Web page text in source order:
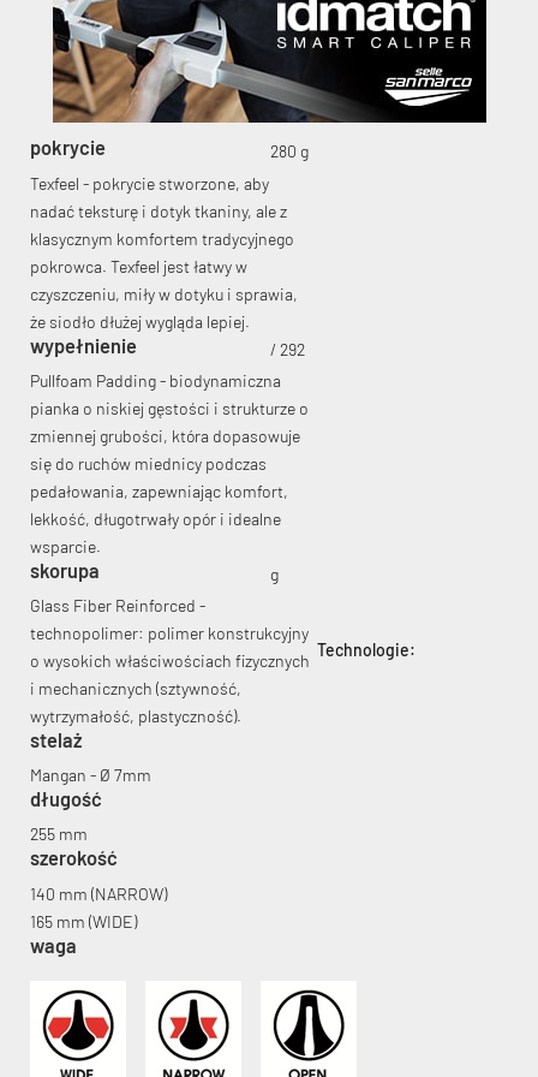
KryptoFlex Key Cable
34,90 zł* 89,00 zł*
pokrycie
Texfeel - pokrycie stworzone, aby
nadać teksturę i dotyk tkaniny, ale z
klasycznym komfortem tradycyjnego
pokrowca. Texfeel jest łatwy w
czyszczeniu, miły w dotyku i sprawia,
że ​​siodło dłużej wygląda lepiej.
wypełnienie
Pullfoam Padding - biodynamiczna
pianka o niskiej gęstości i strukturze o
zmiennej grubości, która dopasowuje
się do ruchów miednicy podczas
pedałowania, zapewniając komfort,
lekkość, długotrwały opór i idealne
wsparcie.
skorupa
Glass Fiber Reinforced -
technopolimer: polimer konstrukcyjny
o wysokich właściwościach fizycznych
i mechanicznych (sztywność,
wytrzymałość, plastyczność).
stelaż
Mangan - Ø 7mm
długość
255 mm
szerokość
140 mm (NARROW)
165 mm (WIDE)
waga
280 g
/ 292
g
Technologie: